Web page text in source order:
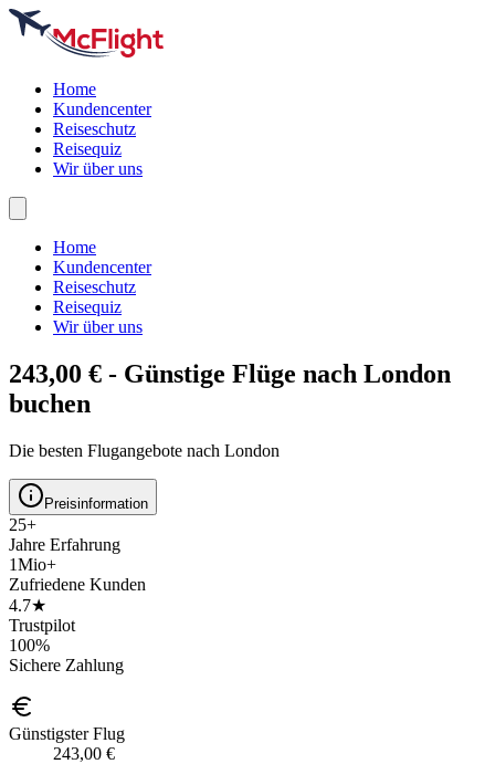
Home
Kundencenter
Reiseschutz
Reisequiz
Wir über uns
Home
Kundencenter
Reiseschutz
Reisequiz
Wir über uns
243,00 € - Günstige Flüge nach London
buchen
Die besten Flugangebote nach London
Preisinformation
25+
Jahre Erfahrung
1Mio+
Zufriedene Kunden
4.7★
Trustpilot
100%
Sichere Zahlung
Günstigster Flug
243,00 €